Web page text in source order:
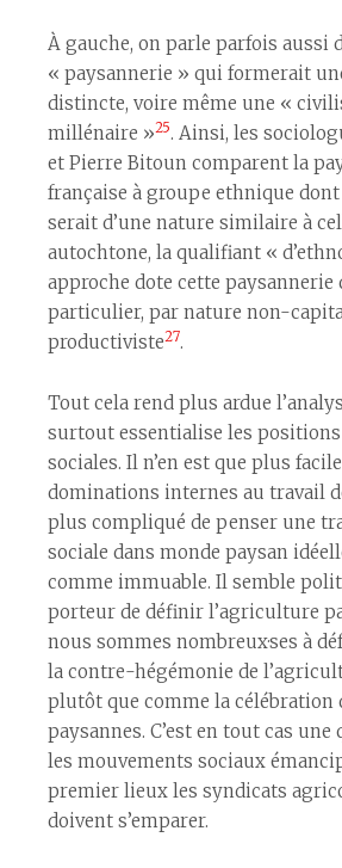
À gauche, on parle parfois aussi
« paysannerie » qui formerait
distincte, voire même une «
millénaire »25. Ainsi, les
et Pierre Bitoun comparent la
française à groupe ethnique
serait d’une nature similaire à
autochtone, la qualifiant «
approche dote cette paysannerie
particulier, par nature non-
productiviste27.
Tout cela rend plus ardue
surtout essentialise les
sociales. Il n’en est que plus
dominations internes au travail
plus compliqué de penser une
sociale dans monde paysan
comme immuable. Il semble
porteur de définir l’agriculture
nous sommes nombreux·ses à
la contre-hégémonie de
plutôt que comme la célébration
paysannes. C’est en tout cas
les mouvements sociaux
premier lieux les syndicats
doivent s’emparer.